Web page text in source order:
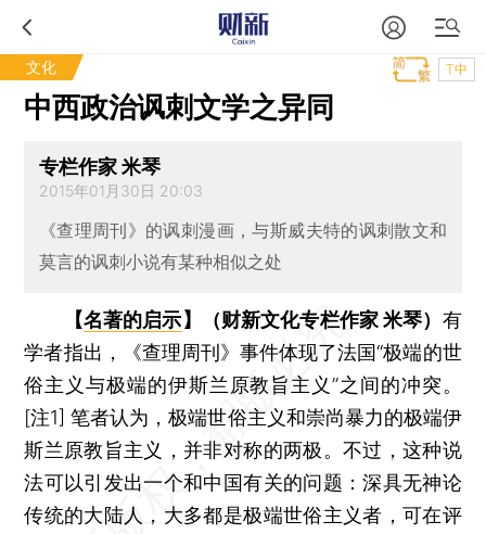
文化 T中
中西政治讽刺文学之异同
专栏作家 米琴
2015年01月30日 20:03
《查理周刊》的讽刺漫画，与斯威夫特的讽刺散文和
莫言的讽刺小说有某种相似之处
【名著的启示】（财新文化专栏作家 米琴） 有
学者指出，《查理周刊》事件体现了法国“极端的世
俗主义与极端的伊斯兰原教旨主义”之间的冲突。
[注1] 笔者认为，极端世俗主义和崇尚暴力的极端伊
斯兰原教旨主义，并非对称的两极。不过，这种说
法可以引发出一个和中国有关的问题：深具无神论
传统的大陆人，大多都是极端世俗主义者，可在评